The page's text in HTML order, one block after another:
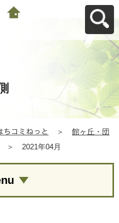
コミねっと ＞
館ヶ丘・団
＞ 2021年04月